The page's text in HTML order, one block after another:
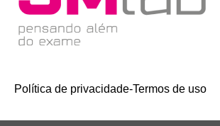
Política de privacidade-Termos de uso